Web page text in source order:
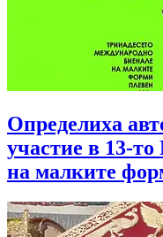
Определиха
участие в 13-
на малките